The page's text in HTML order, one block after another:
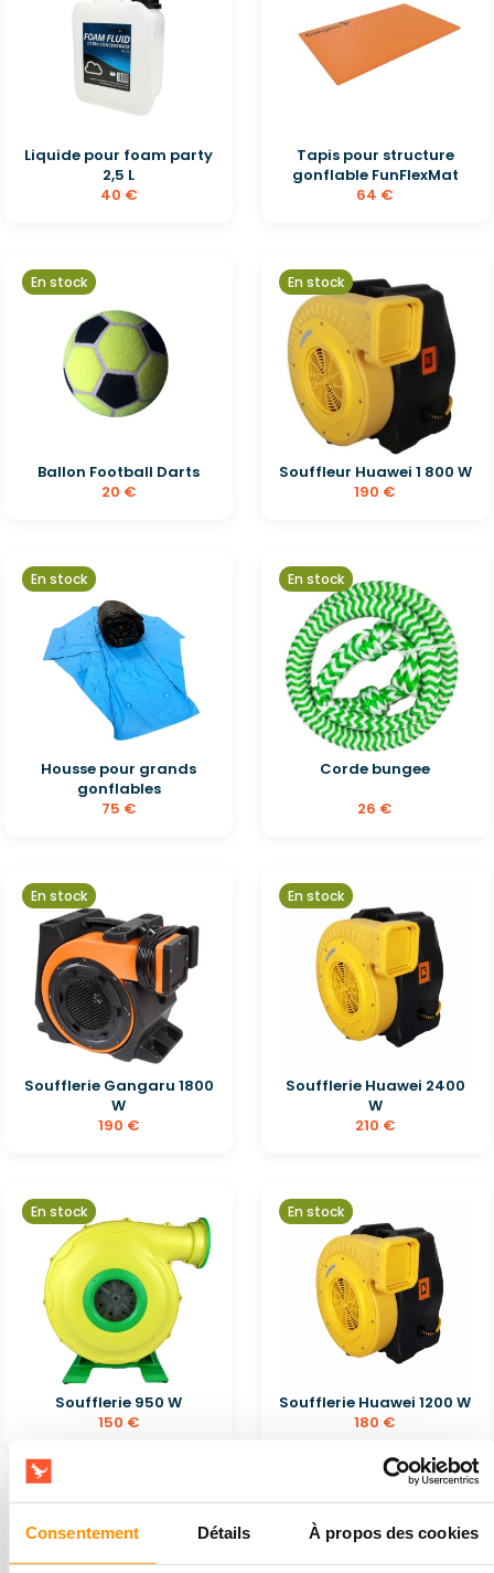
Consentement Détails À propos des cookies
Liquide pour foam party
2,5 L
40 €
Tapis pour structure
gonflable FunFlexMat
64 €
En stock
Ballon Football Darts
20 €
En stock
Souffleur Huawei 1 800 W
190 €
En stock
Housse pour grands
gonflables
75 €
En stock
Corde bungee
26 €
En stock
Soufflerie Gangaru 1800
W
190 €
En stock
Soufflerie Huawei 2400
W
210 €
En stock
Soufflerie 950 W
150 €
En stock
Soufflerie Huawei 1200 W
180 €
En stock En stock